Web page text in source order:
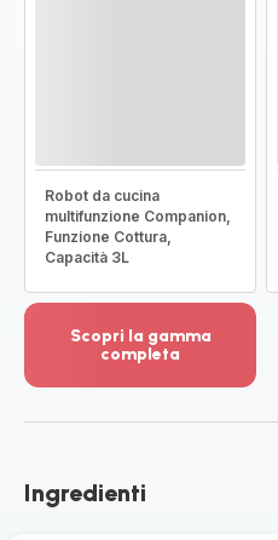
Robot da cucina
multifunzione Companion,
Funzione Cottura,
Capacità 3L
Scopri la gamma
completa
dettagli
la
Ingredienti